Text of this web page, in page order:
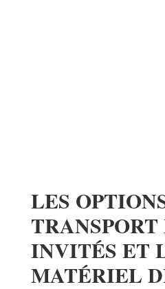
LES
INVITÉS ET
MATÉRIEL